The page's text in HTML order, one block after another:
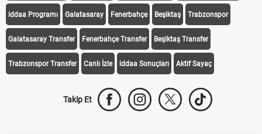
iddaa Programı Galatasaray Fenerbahçe Beşiktaş Trabzonspor
Galatasaray Transfer Fenerbahçe Transfer Beşiktaş Transfer
Trabzonspor Transfer Canlı İzle iddaa Sonuçları Aktif Sayaç
Takip Et